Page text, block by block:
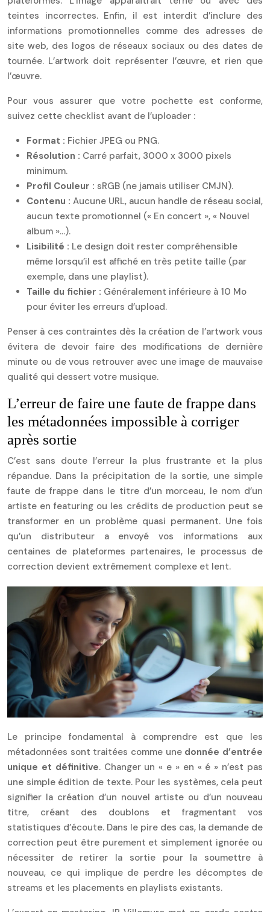
teintes incorrectes. Enfin, il est interdit d’inclure des
informations promotionnelles comme des adresses de
site web, des logos de réseaux sociaux ou des dates de
tournée. L’artwork doit représenter l’œuvre, et rien que
l’œuvre.
Pour vous assurer que votre pochette est conforme,
suivez cette checklist avant de l’uploader :
Format : Fichier JPEG ou PNG.
Résolution : Carré parfait, 3000 x 3000 pixels
minimum.
Profil Couleur : sRGB (ne jamais utiliser CMJN).
Contenu : Aucune URL, aucun handle de réseau social,
aucun texte promotionnel (« En concert », « Nouvel
album »…).
Lisibilité : Le design doit rester compréhensible
même lorsqu’il est affiché en très petite taille (par
exemple, dans une playlist).
Taille du fichier : Généralement inférieure à 10 Mo
pour éviter les erreurs d’upload.
Penser à ces contraintes dès la création de l’artwork vous
évitera de devoir faire des modifications de dernière
minute ou de vous retrouver avec une image de mauvaise
qualité qui dessert votre musique.
L’erreur de faire une faute de frappe dans
les métadonnées impossible à corriger
après sortie
C’est sans doute l’erreur la plus frustrante et la plus
répandue. Dans la précipitation de la sortie, une simple
faute de frappe dans le titre d’un morceau, le nom d’un
artiste en featuring ou les crédits de production peut se
transformer en un problème quasi permanent. Une fois
qu’un distributeur a envoyé vos informations aux
centaines de plateformes partenaires, le processus de
correction devient extrêmement complexe et lent.
Le principe fondamental à comprendre est que les
métadonnées sont traitées comme une donnée d’entrée
unique et définitive. Changer un « e » en « é » n’est pas
une simple édition de texte. Pour les systèmes, cela peut
signifier la création d’un nouvel artiste ou d’un nouveau
titre, créant des doublons et fragmentant vos
statistiques d’écoute. Dans le pire des cas, la demande de
correction peut être purement et simplement ignorée ou
nécessiter de retirer la sortie pour la soumettre à
nouveau, ce qui implique de perdre les décomptes de
streams et les placements en playlists existants.